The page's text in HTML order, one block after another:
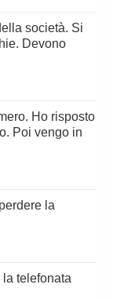
Devono
Poi vengo in
la telefonata